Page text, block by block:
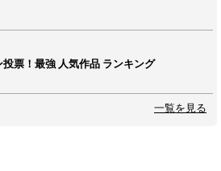
投票！最強 人気作品 ランキング
一覧を見る